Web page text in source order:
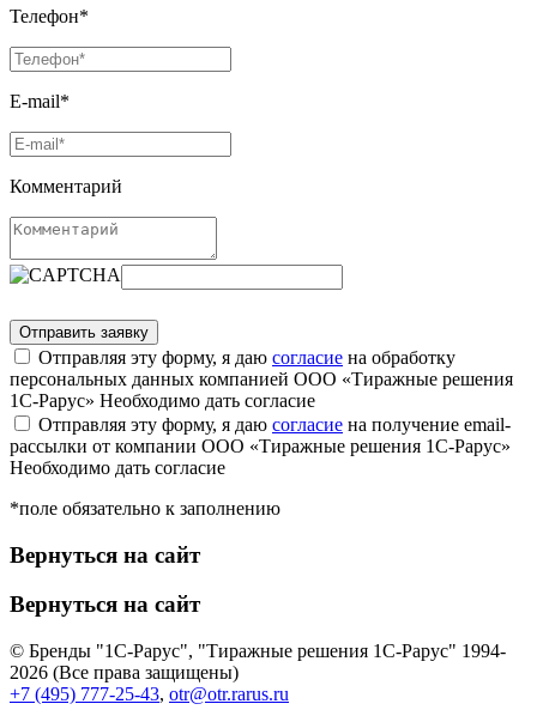
Телефон*
E-mail*
Комментарий
Отправляя эту форму, я даю согласие на обработку
персональных данных компанией ООО «Тиражные решения
1С-Рарус» Необходимо дать согласие
Отправляя эту форму, я даю согласие на получение email-
рассылки от компании ООО «Тиражные решения 1С-Рарус»
Необходимо дать согласие
*поле обязательно к заполнению
Вернуться на сайт
Вернуться на сайт
© Бренды "1С-Рарус", "Тиражные решения 1С-Рарус" 1994-
2026 (Все права защищены)
+7 (495) 777-25-43, otr@otr.rarus.ru